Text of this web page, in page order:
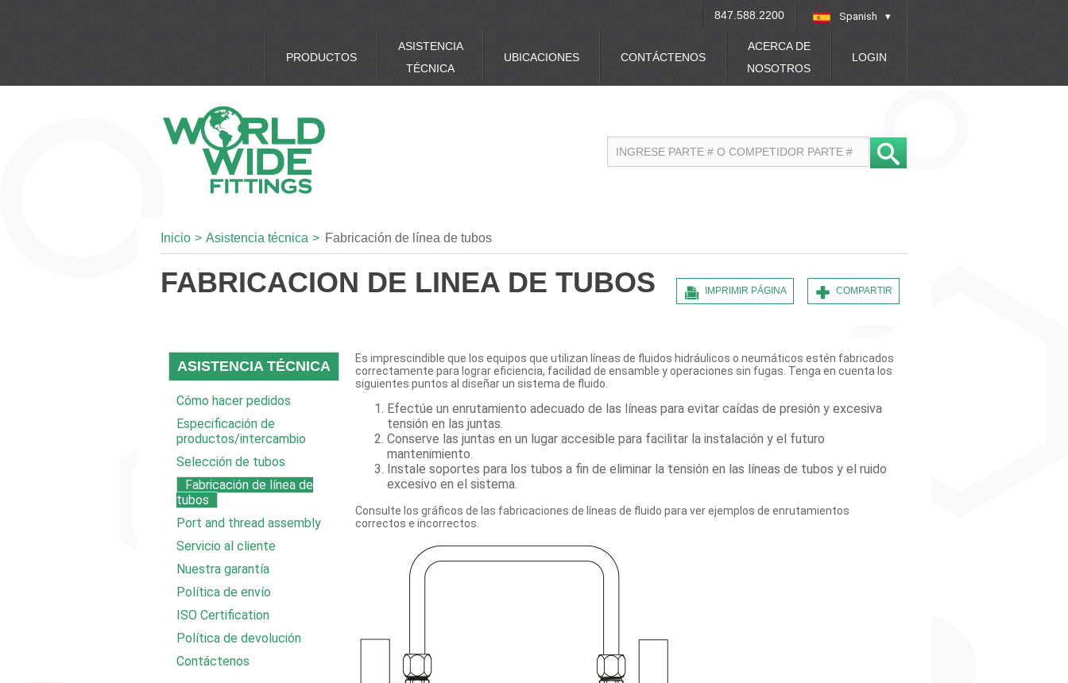
Spanish
847.588.2200
PRODUCTOS
ASISTENCIA
TÉCNICA
UBICACIONES CONTÁCTENOS
ACERCA DE
NOSOTROS
LOGIN
Inicio > Asistencia técnica > Fabricación de línea de tubos
FABRICACION DE LINEA DE TUBOS COMPARTIR
IMPRIMIR PÁGINA
ASISTENCIA TÉCNICA
Cómo hacer pedidos
Especificación de
productos/intercambio
Selección de tubos
Fabricación de línea de
tubos
Port and thread assembly
Servicio al cliente
Nuestra garantía
Política de envío
ISO Certification
Política de devolución
Contáctenos
Es imprescindible que los equipos que utilizan líneas de fluidos hidráulicos o neumáticos estén fabricados
correctamente para lograr eficiencia, facilidad de ensamble y operaciones sin fugas. Tenga en cuenta los
siguientes puntos al diseñar un sistema de fluido.
Efectúe un enrutamiento adecuado de las líneas para evitar caídas de presión y excesiva
tensión en las juntas.
Conserve las juntas en un lugar accesible para facilitar la instalación y el futuro
mantenimiento.
Instale soportes para los tubos a fin de eliminar la tensión en las líneas de tubos y el ruido
excesivo en el sistema.
Consulte los gráficos de las fabricaciones de líneas de fluido para ver ejemplos de enrutamientos
correctos e incorrectos.